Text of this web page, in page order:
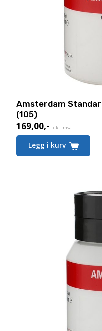
Amsterdam
(105)
169,00,- eks. mva.
Legg i kurv